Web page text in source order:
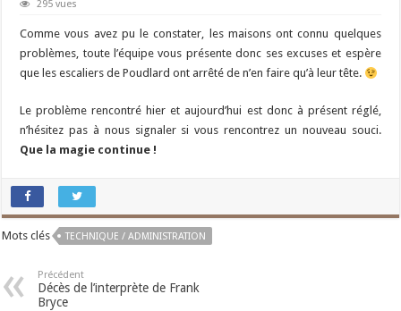
295 vues
Comme vous avez pu le constater, les maisons ont connu quelques
problèmes, toute l’équipe vous présente donc ses excuses et espère
que les escaliers de Poudlard ont arrêté de n’en faire qu’à leur tête.
Le problème rencontré hier et aujourd’hui est donc à présent réglé,
n’hésitez pas à nous signaler si vous rencontrez un nouveau souci.
Que la magie continue !
Mots clés TECHNIQUE / ADMINISTRATION
Précédent
Décès de l’interprète de Frank
Bryce